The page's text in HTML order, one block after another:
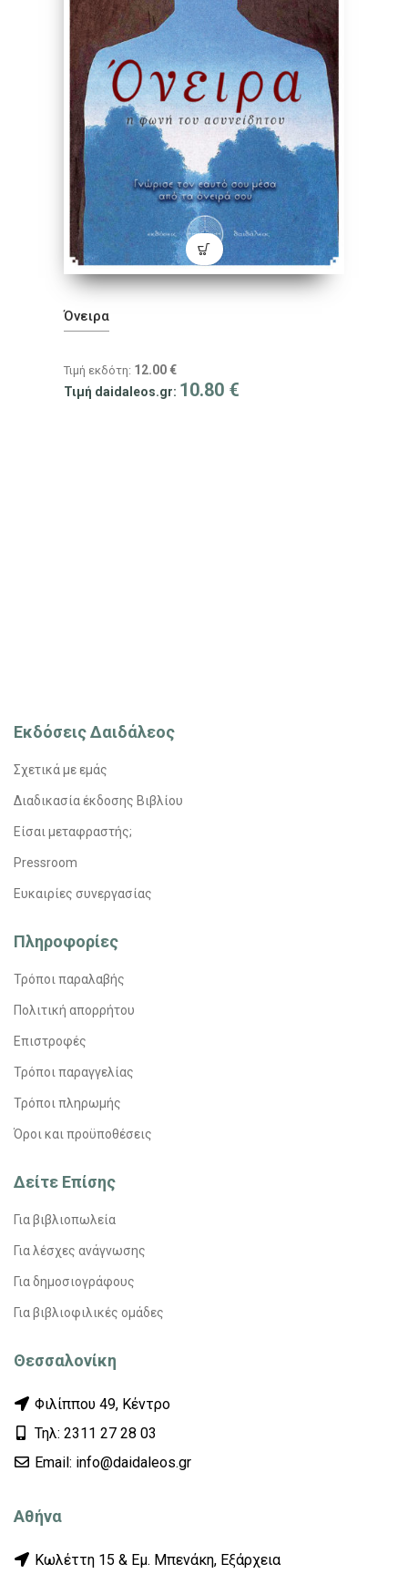
Όνειρα
Τιμή εκδότη: 12.00 €
Τιμή daidaleos.gr: 10.80 €
Εκδόσεις Δαιδάλεος
Σχετικά με εμάς
Διαδικασία έκδοσης Βιβλίου
Είσαι μεταφραστής;
Pressroom
Ευκαιρίες συνεργασίας
Πληροφορίες
Τρόποι παραλαβής
Πολιτική απορρήτου
Επιστροφές
Τρόποι παραγγελίας
Τρόποι πληρωμής
Όροι και προϋποθέσεις
Δείτε Επίσης
Για βιβλιοπωλεία
Για λέσχες ανάγνωσης
Για δημοσιογράφους
Για βιβλιοφιλικές ομάδες
Θεσσαλονίκη
Φιλίππου 49, Κέντρο
Τηλ: 2311 27 28 03
Εmail: info@daidaleos.gr
Αθήνα
Κωλέττη 15 & Εμ. Μπενάκη, Εξάρχεια